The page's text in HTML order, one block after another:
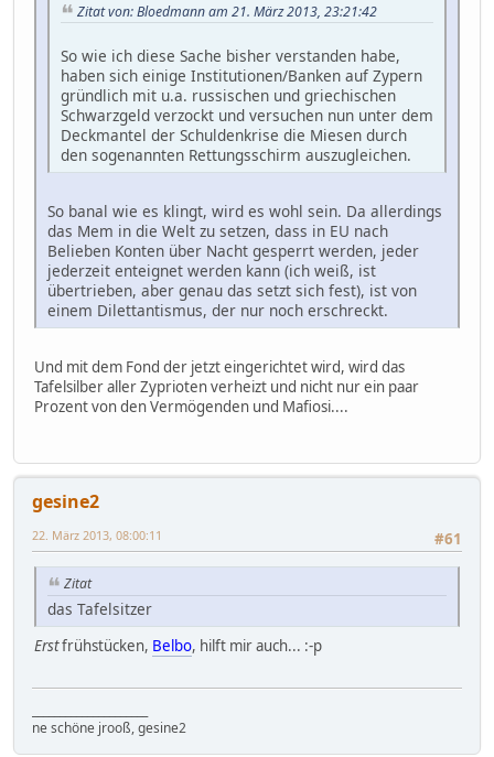
Zitat von: Bloedmann am 21. März 2013, 23:21:42
So wie ich diese Sache bisher verstanden habe,
haben sich einige Institutionen/Banken auf Zypern
gründlich mit u.a. russischen und griechischen
Schwarzgeld verzockt und versuchen nun unter dem
Deckmantel der Schuldenkrise die Miesen durch
den sogenannten Rettungsschirm auszugleichen.
So banal wie es klingt, wird es wohl sein. Da allerdings
das Mem in die Welt zu setzen, dass in EU nach
Belieben Konten über Nacht gesperrt werden, jeder
jederzeit enteignet werden kann (ich weiß, ist
übertrieben, aber genau das setzt sich fest), ist von
einem Dilettantismus, der nur noch erschreckt.
Und mit dem Fond der jetzt eingerichtet wird, wird das
Tafelsilber aller Zyprioten verheizt und nicht nur ein paar
Prozent von den Vermögenden und Mafiosi....
gesine2
#61
22. März 2013, 08:00:11
Zitat
das Tafelsitzer
Erstfrühstücken, Belbo, hilft mir auch... :-p
ne schöne jrooß, gesine2